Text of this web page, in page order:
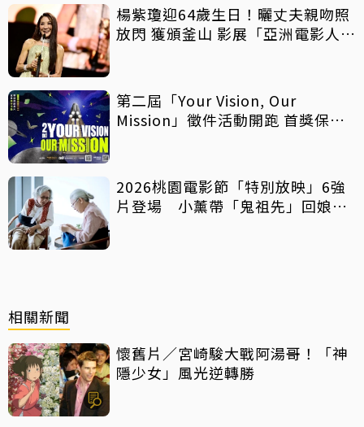
楊紫瓊迎64歲生日！曬丈夫親吻照
放閃 獲頒釜山 影展「亞洲電影人
第二屆「Your Vision, Our
Mission」徵件活動開跑 首獎保證
2026桃園電影節「特別放映」6強
片登場 小薰帶「鬼祖先」回娘
相關新聞
懷舊片／宮崎駿大戰阿湯哥！「神
隱少女」風光逆轉勝